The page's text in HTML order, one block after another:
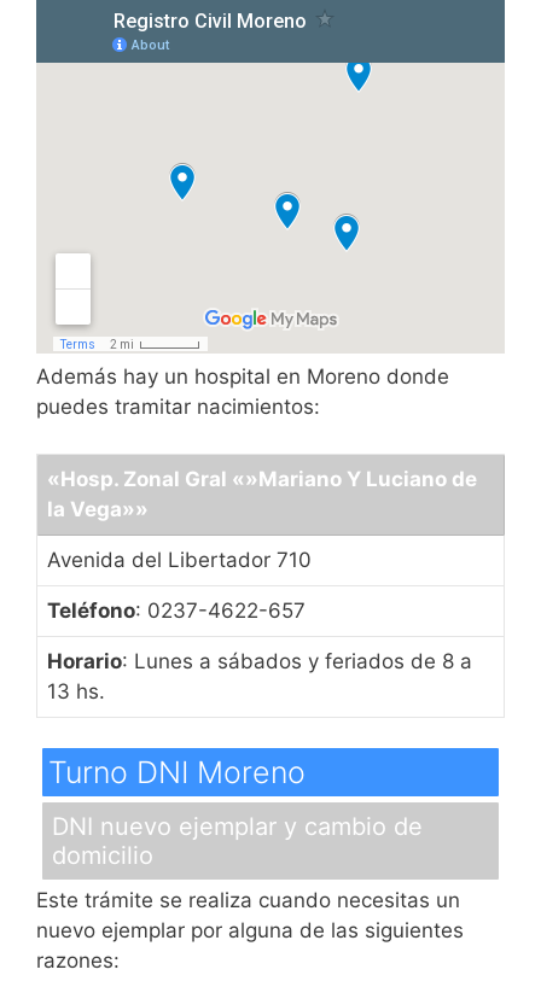
Además hay un hospital en Moreno donde
puedes tramitar nacimientos:
«Hosp. Zonal Gral «»Mariano Y Luciano de
la Vega»»
Avenida del Libertador 710
Teléfono: 0237-4622-657
Horario: Lunes a sábados y feriados de 8 a
13 hs.
Turno DNI Moreno
DNI nuevo ejemplar y cambio de
domicilio
Este trámite se realiza cuando necesitas un
nuevo ejemplar por alguna de las siguientes
razones: